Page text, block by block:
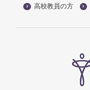
高校教員の方